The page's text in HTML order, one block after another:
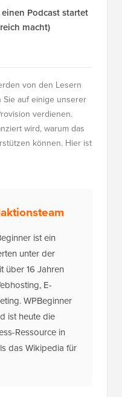
Podcast startet
macht)
von den Lesern
auf einige unserer
verdienen.
wird, warum das
können. Hier ist
ist ein
unter der
über 16 Jahren
E-
WPBeginner
ist heute die
Ressource in
das Wikipedia für